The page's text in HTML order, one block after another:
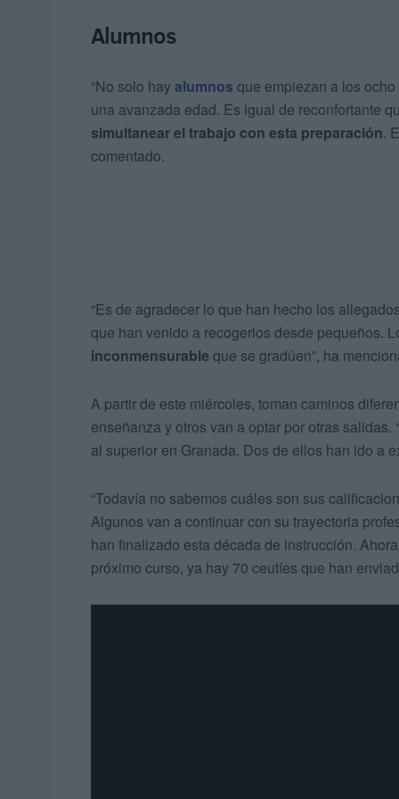
Alumnos
“No solo hayalumnos que empiezan a los
una avanzada edad. Es igual de reconfortante
simultanear el trabajo con esta preparación.
comentado.
“Es de agradecer lo que han hecho los
que han venido a recogerlos desde pequeños.
inconmensurable que se gradúen”, ha
A partir de este miércoles, toman caminos
enseñanza y otros van a optar por otras
al superior en Granada. Dos de ellos han ido a
“Todavía no sabemos cuáles son sus
Algunos van a continuar con su trayectoria
han finalizado esta década de instrucción.
próximo curso, ya hay 70 ceutíes que han